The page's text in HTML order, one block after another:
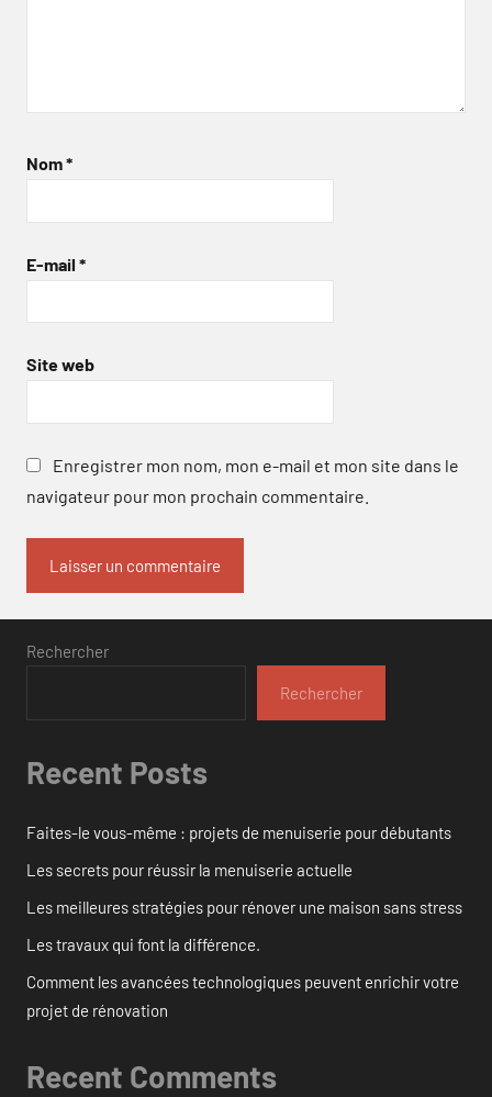
Nom*
E-mail *
Site web
Enregistrer mon nom, mon e-mail et mon site dans le
navigateur pour mon prochain commentaire.
Rechercher
Rechercher
Recent Posts
Faites-le vous-même : projets de menuiserie pour débutants
Les secrets pour réussir la menuiserie actuelle
Les meilleures stratégies pour rénover une maison sans stress
Les travaux qui font la différence.
Comment les avancées technologiques peuvent enrichir votre
projet de rénovation
Recent Comments